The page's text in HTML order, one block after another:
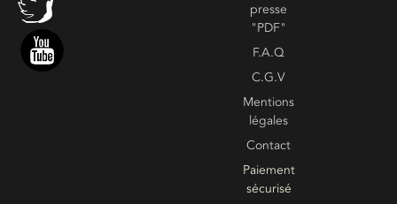
presse
"PDF"
F.A.Q
C.G.V
Mentions
légales
Contact
Paiement
sécurisé